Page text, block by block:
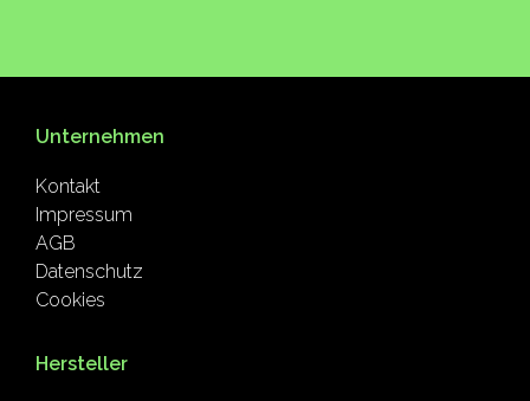
Unternehmen
Kontakt
Impressum
AGB
Datenschutz
Cookies
Hersteller